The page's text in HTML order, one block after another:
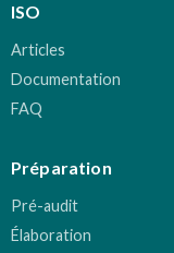
ISO
Articles
Documentation
FAQ
Préparation
Pré-audit
Élaboration